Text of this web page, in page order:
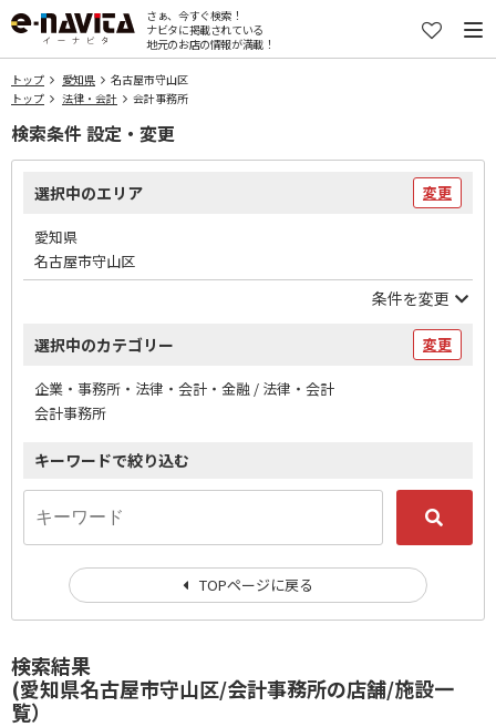
さぁ、今すぐ検索！
ナビタに掲載されている
地元のお店の情報が満載！
トップ 愛知県
名古屋市守山区
トップ
法律・会計 会計事務所
検索結果
(愛知県名古屋市守山区/会計事務所の店舗/施設一
覧）
検索条件 設定・変更
選択中のエリア 変更
愛知県
名古屋市守山区
条件を変更
選択中のカテゴリー 変更
企業・事務所・法律・会計・金融 / 法律・会計
会計事務所
キーワードで絞り込む
TOPページに戻る